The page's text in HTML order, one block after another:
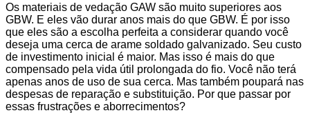
Os materiais de vedação GAW são muito superiores aos
GBW. E eles vão durar anos mais do que GBW. É por isso
que eles são a escolha perfeita a considerar quando você
deseja uma cerca de arame soldado galvanizado. Seu custo
de investimento inicial é maior. Mas isso é mais do que
compensado pela vida útil prolongada do fio. Você não terá
apenas anos de uso de sua cerca. Mas também poupará nas
despesas de reparação e substituição. Por que passar por
essas frustrações e aborrecimentos?